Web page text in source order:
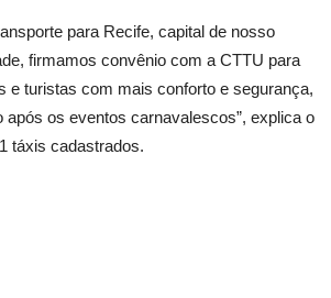
para Recife, capital de nosso
firmamos convênio com a CTTU para
turistas com mais conforto e segurança,
os eventos carnavalescos”, explica o
táxis cadastrados.